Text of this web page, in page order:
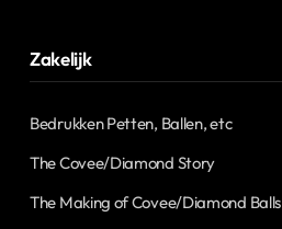
Zakelijk
Bedrukken Petten, Ballen, etc
The Covee/Diamond Story
The Making of Covee/Diamond Balls